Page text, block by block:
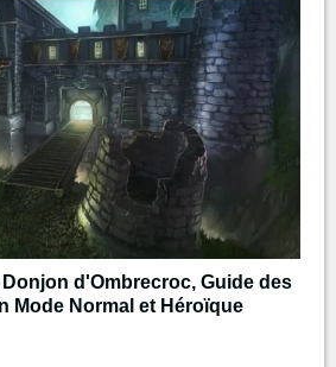
d'Ombrecroc, Guide des
Mode Normal et Héroïque